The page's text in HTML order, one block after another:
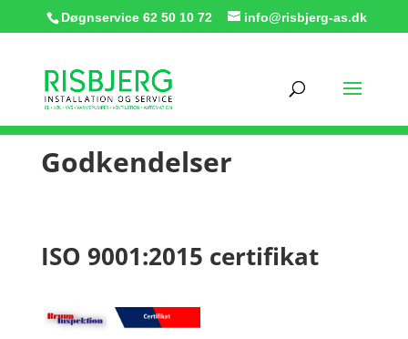
Døgnservice62 50 10 72 info@risbjerg-as.dk
Godkendelser
ISO 9001:2015 certifikat